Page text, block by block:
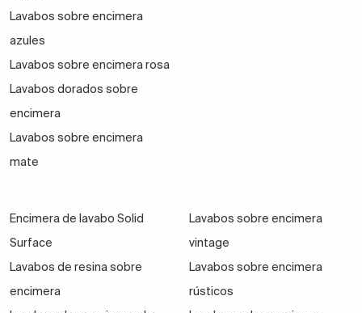
Lavabos sobre encimera
azules
Lavabos sobre encimera rosa
Lavabos dorados sobre
encimera
Lavabos sobre encimera
mate
Encimera de lavabo Solid
Surface
Lavabos de resina sobre
encimera
Lavabos sobre encimera
vintage
Lavabos sobre encimera
rústicos